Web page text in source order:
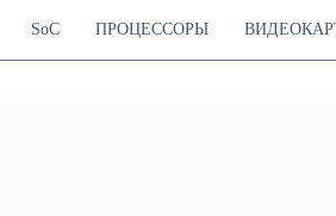
SoC ПРОЦЕССОРЫ